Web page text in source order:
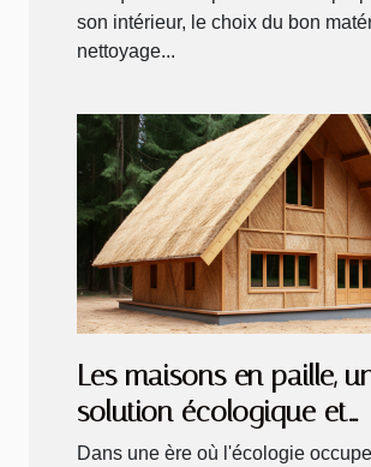
son intérieur, le choix du bon
nettoyage...
Les maisons en paille,
solution écologique et
économique
Dans une ère où l'écologie